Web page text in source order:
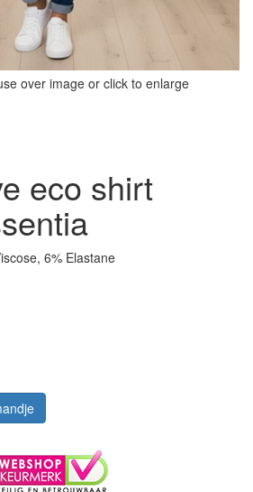
over image or click to enlarge
eco shirt
6% Elastane